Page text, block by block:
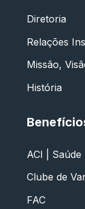
Diretoria
Relações
Missão,
História
ACI | Saúde
Clube de
FAC